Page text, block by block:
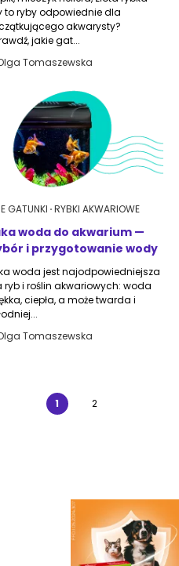
to ryby odpowiednie dla
akwarysty?
jakie gat...
Tomaszewska
GATUNKI RYBKI AKWARIOWE
woda do akwarium —
i przygotowanie wody
woda jest najodpowiedniejsza
ryb i roślin akwariowych: woda
ciepła, a może twarda i
Tomaszewska
1 2